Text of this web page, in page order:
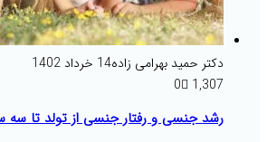
دکتر حمید بهرامی زاده14 خرداد 1402
0
1,307
رشد جنسی و رفتار جنسی از تولد تا سه